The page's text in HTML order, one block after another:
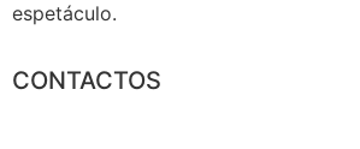
espetáculo.
CONTACTOS